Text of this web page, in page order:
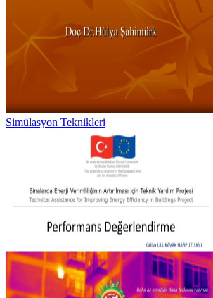
Simülasyon Teknikleri